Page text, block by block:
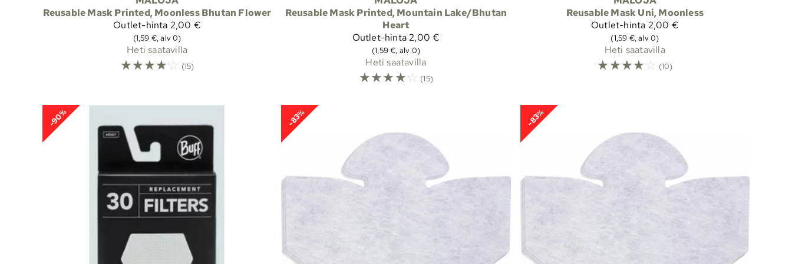
Reusable Mask Printed, Moonless Bhutan Flower
Outlet-hinta 2,00 €
(1,59 €, alv 0)
Heti saatavilla
☆☆☆☆☆ (15)
Reusable Mask Printed, Mountain Lake/Bhutan
Heart
Outlet-hinta2,00 €
(1,59 €, alv 0)
Heti saatavilla
☆☆☆☆☆ (15)
Reusable Mask Uni, Moonless
Outlet-hinta 2,00 €
(1,59 €, alv 0)
Heti saatavilla
☆☆☆☆☆ (10)
-90% -83% -83%